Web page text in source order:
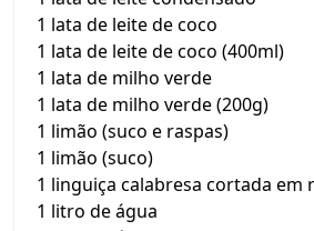
1 lata de leite de coco
1 lata de leite de coco (400ml)
1 lata de milho verde
1 lata de milho verde (200g)
1 limão (suco e raspas)
1 limão (suco)
1 linguiça calabresa cortada em
1 litro de água